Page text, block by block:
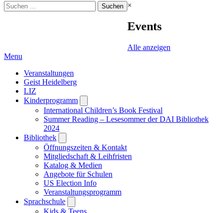
Suchen
nach:
×
Events
Alle anzeigen
Menu
Veranstaltungen
Geist Heidelberg
LIZ
Kinderprogramm
submenu
International Children’s Book Festival
Summer Reading – Lesesommer der DAI Bibliothek
2024
Bibliothek
submenu
Öffnungszeiten & Kontakt
Mitgliedschaft & Leihfristen
Katalog & Medien
Angebote für Schulen
US Election Info
Veranstaltungsprogramm
Sprachschule
submenu
Kids & Teens